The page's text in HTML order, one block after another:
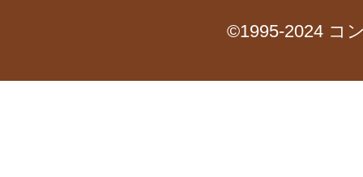
©1995-2024 コ